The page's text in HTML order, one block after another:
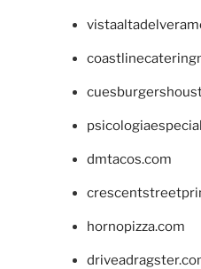
dmtacos.com
hornopizza.com